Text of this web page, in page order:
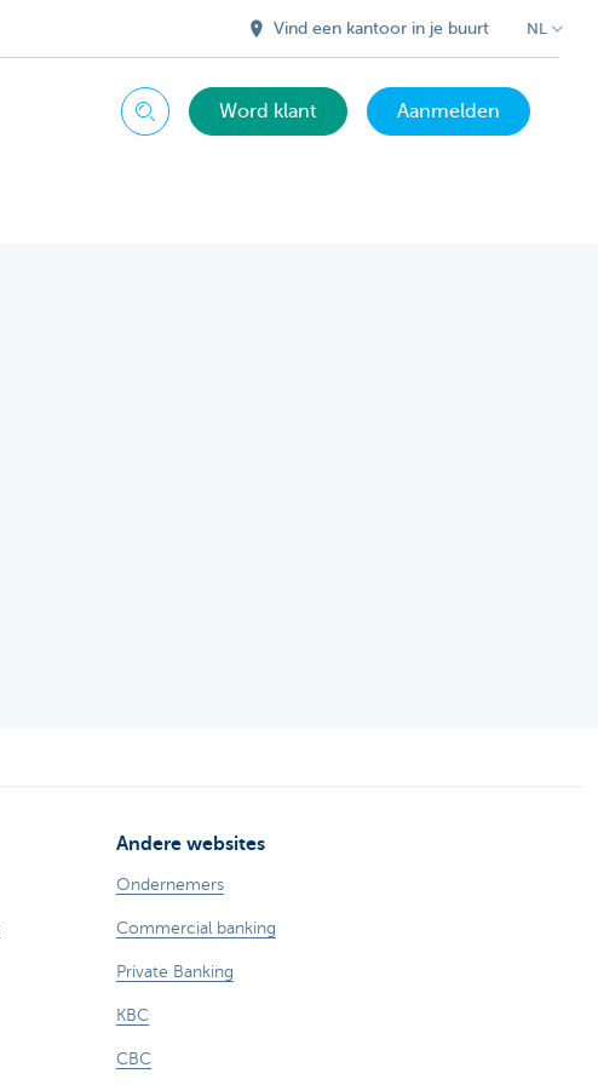
Vind een kantoor in je buurt NL
Zoeken Word klant Aanmelden
Andere websites
Ondernemers
Commercial banking
Private Banking
KBC
CBC